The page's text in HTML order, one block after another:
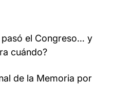
pasó el Congreso… y
cuándo?
de la Memoria por